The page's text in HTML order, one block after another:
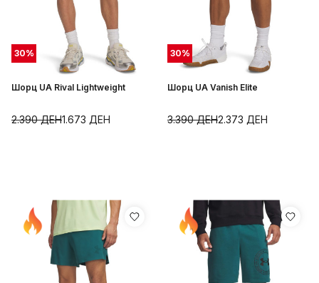
30%
Шорц UA Rival Lightweight
1.673 ДЕН
2.390ДЕН
30%
Шорц UA Vanish Elite
2.373 ДЕН
3.390ДЕН